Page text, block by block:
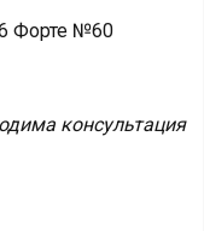
Форте №60
консультация